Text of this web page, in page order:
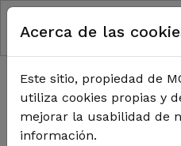
Pasar al contenido principal
RUTA DE
Inicio Noticias
TODA LA
MOTORLAND
Acerca de las
Este sitio, propiedad de
utiliza cookies propias y
mejorar la usabilidad de
información.